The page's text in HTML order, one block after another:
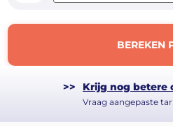
BEREKEN
>> Krijg nog betere
Vraag aangepaste